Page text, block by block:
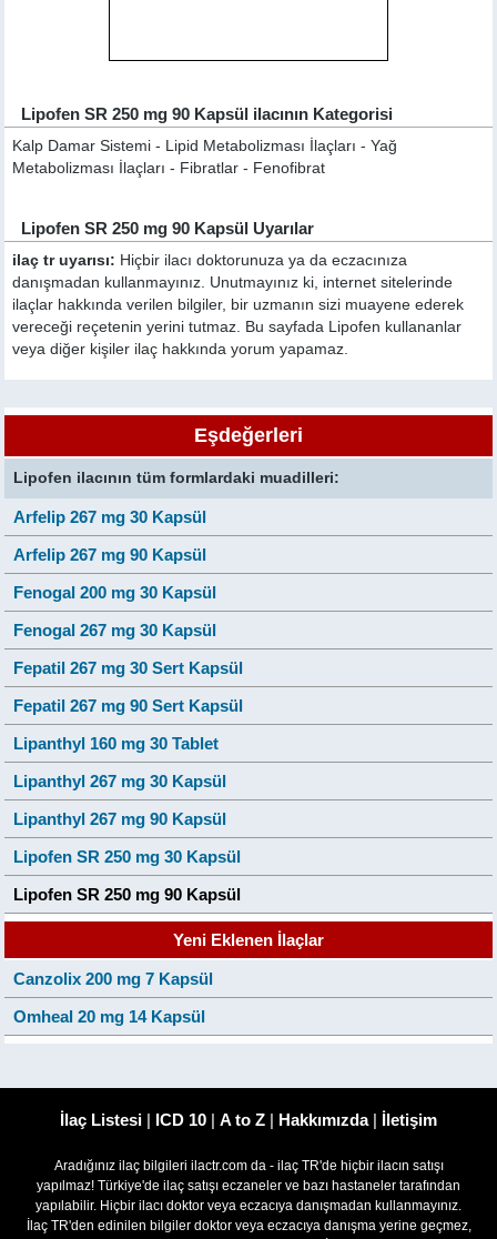
Lipofen SR 250 mg 90 Kapsül ilacının Kategorisi
Kalp Damar Sistemi - Lipid Metabolizması İlaçları - Yağ
Metabolizması İlaçları - Fibratlar - Fenofibrat
Lipofen SR 250 mg 90 Kapsül Uyarılar
ilaç tr uyarısı: Hiçbir ilacı doktorunuza ya da eczacınıza
danışmadan kullanmayınız. Unutmayınız ki, internet sitelerinde
ilaçlar hakkında verilen bilgiler, bir uzmanın sizi muayene ederek
vereceği reçetenin yerini tutmaz. Bu sayfada Lipofen kullananlar
veya diğer kişiler ilaç hakkında yorum yapamaz.
Eşdeğerleri
Lipofen ilacının tüm formlardaki muadilleri:
Arfelip 267 mg 30 Kapsül
Arfelip 267 mg 90 Kapsül
Fenogal 200 mg 30 Kapsül
Fenogal 267 mg 30 Kapsül
Fepatil 267 mg 30 Sert Kapsül
Fepatil 267 mg 90 Sert Kapsül
Lipanthyl 160 mg 30 Tablet
Lipanthyl 267 mg 30 Kapsül
Lipanthyl 267 mg 90 Kapsül
Lipofen SR 250 mg 30 Kapsül
Lipofen SR 250 mg 90 Kapsül
Yeni Eklenen İlaçlar
Canzolix 200 mg 7 Kapsül
Omheal 20 mg 14 Kapsül
İlaç Listesi | ICD 10 | A to Z | Hakkımızda| İletişim
Aradığınız ilaç bilgileri ilactr.com da - ilaç TR'de hiçbir ilacın satışı
yapılmaz! Türkiye'de ilaç satışı eczaneler ve bazı hastaneler tarafından
yapılabilir. Hiçbir ilacı doktor veya eczacıya danışmadan kullanmayınız.
İlaç TR'den edinilen bilgiler doktor veya eczacıya danışma yerine geçmez,